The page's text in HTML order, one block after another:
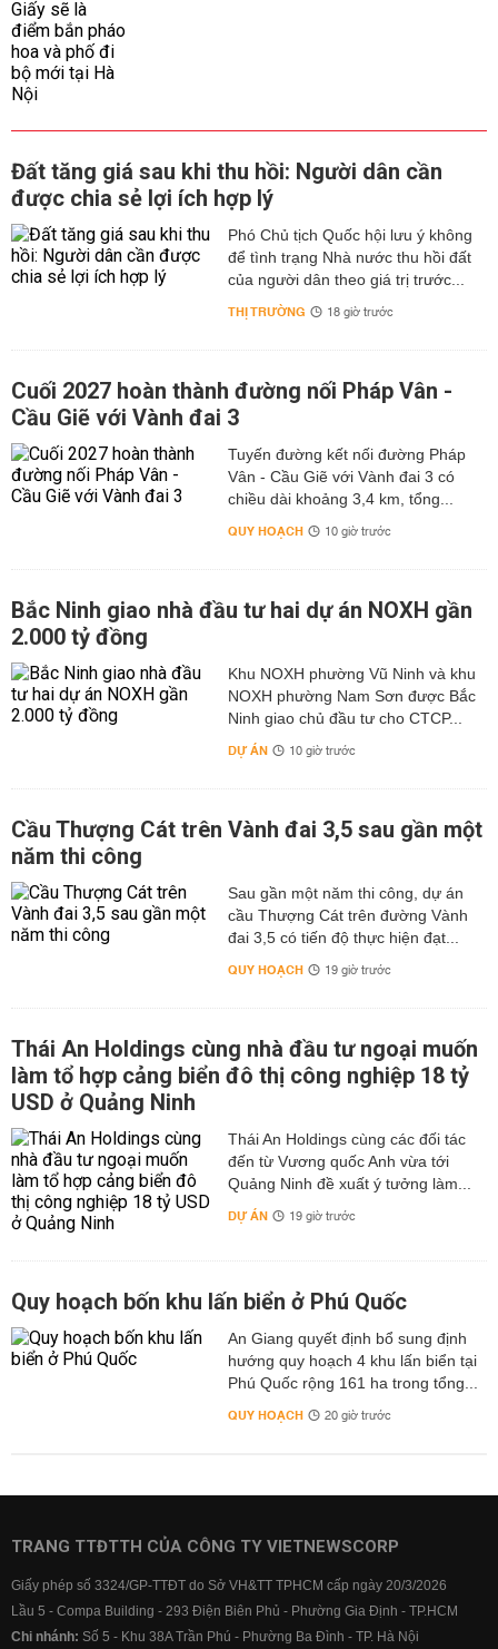
Đất tăng giá sau khi thu hồi: Người dân cần
được chia sẻ lợi ích hợp lý
Phó Chủ tịch Quốc hội lưu ý không
để tình trạng Nhà nước thu hồi đất
của người dân theo giá trị trước...
THỊ TRƯỜNG 18 giờ trước
Cuối 2027 hoàn thành đường nối Pháp Vân -
Cầu Giẽ với Vành đai 3
Tuyến đường kết nối đường Pháp
Vân - Cầu Giẽ với Vành đai 3 có
chiều dài khoảng 3,4 km, tổng...
QUY HOẠCH 10 giờ trước
Bắc Ninh giao nhà đầu tư hai dự án NOXH gần
2.000 tỷ đồng
Khu NOXH phường Vũ Ninh và khu
NOXH phường Nam Sơn được Bắc
Ninh giao chủ đầu tư cho CTCP...
DỰ ÁN 10 giờ trước
Cầu Thượng Cát trên Vành đai 3,5 sau gần một
năm thi công
Sau gần một năm thi công, dự án
cầu Thượng Cát trên đường Vành
đai 3,5 có tiến độ thực hiện đạt...
QUY HOẠCH 19 giờ trước
Thái An Holdings cùng nhà đầu tư ngoại muốn
làm tổ hợp cảng biển đô thị công nghiệp 18 tỷ
USD ở Quảng Ninh
Thái An Holdings cùng các đối tác
đến từ Vương quốc Anh vừa tới
Quảng Ninh đề xuất ý tưởng làm...
DỰ ÁN 19 giờ trước
Quy hoạch bốn khu lấn biển ở Phú Quốc
An Giang quyết định bổ sung định
hướng quy hoạch 4 khu lấn biển tại
Phú Quốc rộng 161 ha trong tổng...
QUY HOẠCH 20 giờ trước
TRANG TTĐTTH CỦA CÔNG TY VIETNEWSCORP
Giấy phép số 3324/GP-TTĐT do Sở VH&TT TPHCM cấp ngày 20/3/2026
Lầu 5 - Compa Building - 293 Điện Biên Phủ - Phường Gia Định - TP.HCM
Chi nhánh: Số 5 - Khu 38A Trần Phú - Phường Ba Đình - TP. Hà Nội